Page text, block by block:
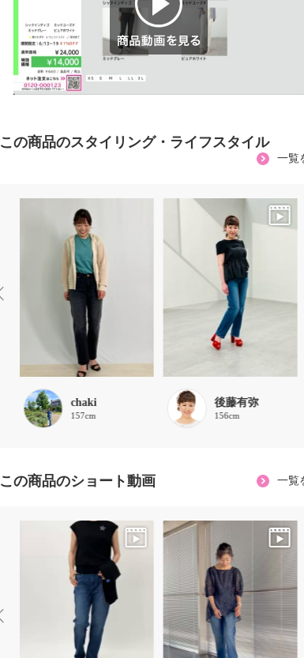
商品動画を見る
この商品のスタイリング・ライフスタイル
一覧
chaki
157cm
後藤有弥
156cm
この商品のショート動画 一覧